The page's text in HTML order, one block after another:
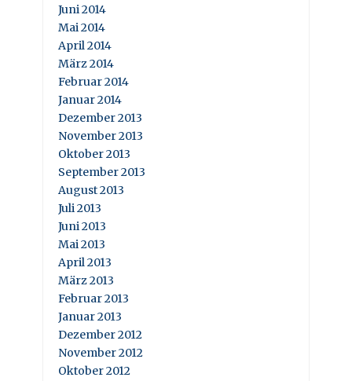
Juni 2014
Mai 2014
April 2014
März 2014
Februar 2014
Januar 2014
Dezember 2013
November 2013
Oktober 2013
September 2013
August 2013
Juli 2013
Juni 2013
Mai 2013
April 2013
März 2013
Februar 2013
Januar 2013
Dezember 2012
November 2012
Oktober 2012